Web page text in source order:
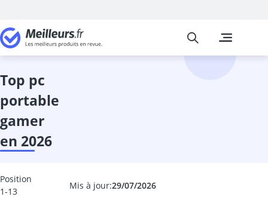
Informatique
Acer Aspire 5
Meilleurs
top pc
portable
gamer
en 2026
Mis à jour:29/07/2026
Position
1-13